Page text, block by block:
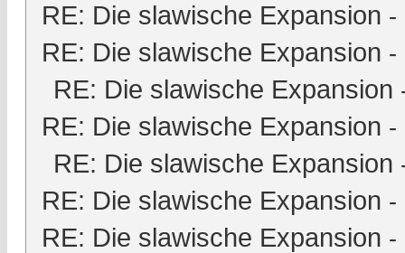
RE: Die slawische Expansion -
RE: Die slawische Expansion -
RE: Die slawische Expansion
RE: Die slawische Expansion -
RE: Die slawische Expansion
RE: Die slawische Expansion -
RE: Die slawische Expansion -